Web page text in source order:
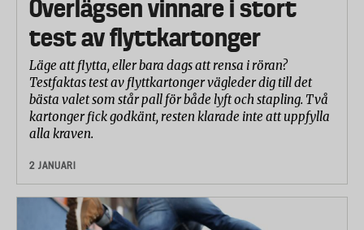
Överlägsen vinnare i stort
test av flyttkartonger
Läge att flytta, eller bara dags att rensa i röran?
Testfaktas test av flyttkartonger vägleder dig till det
bästa valet som står pall för både lyft och stapling. Två
kartonger fick godkänt, resten klarade inte att uppfylla
alla kraven.
2 JANUARI